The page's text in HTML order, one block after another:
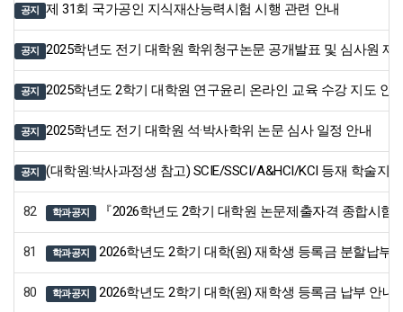
공지 제 31회 국가공인 지식재산능력시험 시행 관련 안내
공지 2025학년도 전기 대학원 학위청구논문 공개발표 및 심사원 제
공지 2025학년도 2학기 대학원 연구윤리 온라인 교육 수강 지도 안
공지 2025학년도 전기 대학원 석·박사학위 논문 심사 일정 안내
공지 (대학원:박사과정생 참고) SCIE/SSCI/A&HCI/KCI 등재 학술지
82 학과공지 『2026학년도 2학기 대학원 논문제출자격 종합시험
81 학과공지 2026학년도 2학기 대학(원) 재학생 등록금 분할납부
80 학과공지 2026학년도 2학기 대학(원) 재학생 등록금 납부 안내